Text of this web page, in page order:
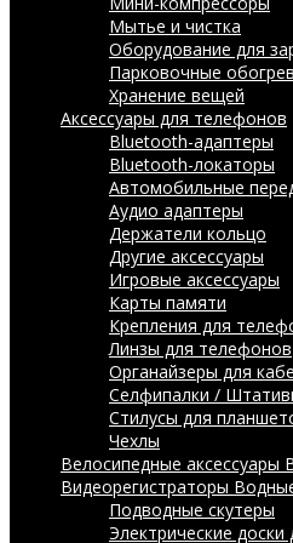
Мытье и чистка
Оборудование для
Парковочные
Хранение вещей
Аксессуары для телефонов
Bluetooth-адаптеры
Bluetooth-локаторы
Автомобильные
Аудио адаптеры
Держатели кольцо
Другие аксессуары
Игровые аксессуары
Карты памяти
Крепления для
Линзы для телефонов
Органайзеры для
Селфипалки /
Стилусы для
Чехлы
Велосипедные аксессуары
Видеорегистраторы
Подводные скутеры
Электрические доски